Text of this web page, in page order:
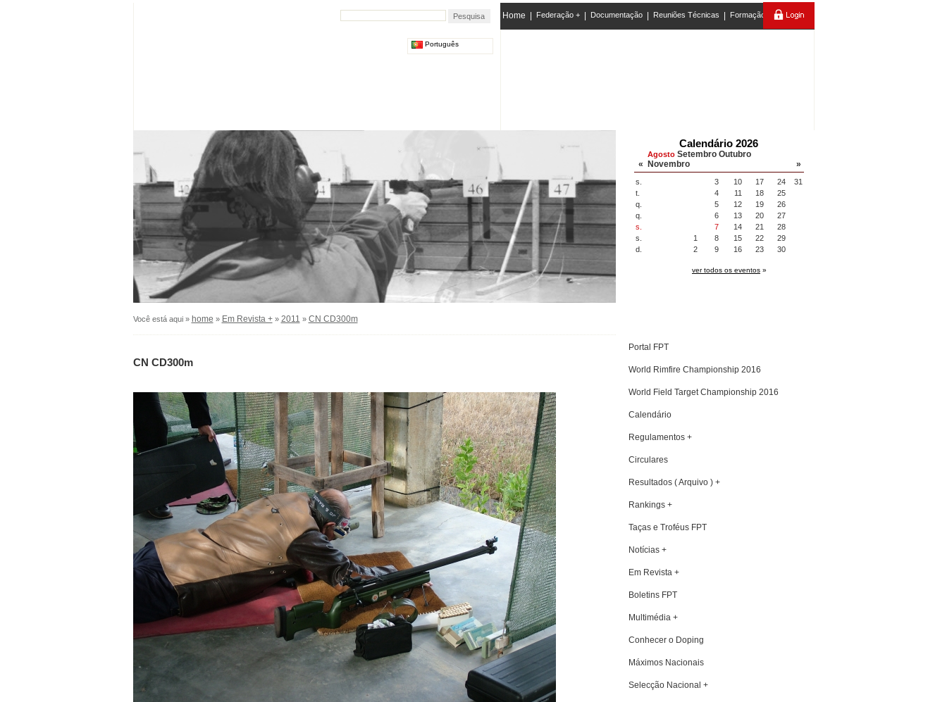
Home Federação + Documentação Reuniões Técnicas Formação
Português
Calendário 2026
«
Agosto Setembro Outubro
Novembro
»
s.
t.
q.
q.
s.
s.
d.
3 10 17 24
31
4
11 18
25
5
12 19
26
6
13 20
27
7
14 21
28
1
8 15 22
29
2
9 16 23 30
ver todos os eventos »
Você está aqui » home » Em Revista +» 2011 » CN CD300m
CN CD300m
Portal FPT
World Rimfire Championship 2016
World Field Target Championship 2016
Calendário
Regulamentos +
Circulares
Resultados ( Arquivo ) +
Rankings +
Taças e Troféus FPT
Notícias +
Em Revista +
Boletins FPT
Multimédia +
Conhecer o Doping
Máximos Nacionais
Selecção Nacional +